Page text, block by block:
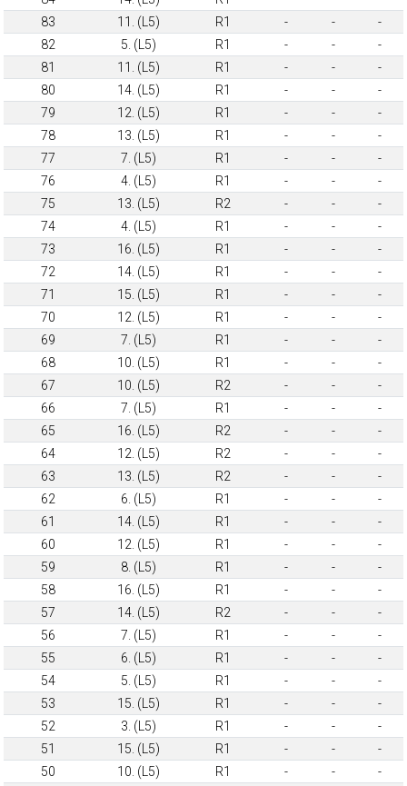
83
11. (L5) R1 - -
-
82
5. (L5) R1 - -
-
81
11. (L5) R1 - -
-
80
14. (L5) R1 - -
-
79
12. (L5) R1 - -
-
78
13. (L5) R1 - -
-
77
7. (L5) R1 - -
-
76
4. (L5) R1 - -
-
75
13. (L5) R2 - -
-
74
4. (L5) R1 - -
-
73
16. (L5) R1 - -
-
72
14. (L5) R1 - -
-
71
15. (L5) R1 - -
-
70
12. (L5) R1 - -
-
69
7. (L5) R1 - -
-
68
10. (L5) R1 - -
-
67
10. (L5) R2 - -
-
66
7. (L5) R1 - -
-
65
16. (L5) R2 - -
-
64
12. (L5) R2 - -
-
63
13. (L5) R2 - -
-
62
6. (L5) R1 - -
-
61
14. (L5) R1 - -
-
60
12. (L5) R1 - -
-
59
8. (L5) R1 - -
-
58
16. (L5) R1 - -
-
57
14. (L5) R2 - -
-
56
7. (L5) R1 - -
-
55
6. (L5) R1 - -
-
54
5. (L5) R1 - -
-
53
15. (L5) R1 - -
-
52
3. (L5) R1 - -
-
51
15. (L5) R1 - -
-
50
10. (L5) R1 - -
-